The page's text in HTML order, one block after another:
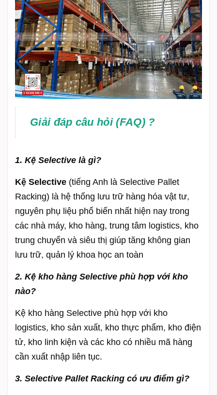
Giải đáp câu hỏi (FAQ) ?
1. Kệ Selective là gì?
Kệ Selective (tiếng Anh là Selective Pallet
Racking) là hệ thống lưu trữ hàng hóa vật tư,
nguyên phụ liệu phổ biến nhất hiện nay trong
các nhà máy, kho hàng, trung tâm logistics, kho
trung chuyển và siêu thị giúp tăng không gian
lưu trữ, quản lý khoa học an toàn
2. Kệ kho hàng Selective phù hợp với kho
nào?
Kệ kho hàng Selective phù hợp với kho
logistics, kho sản xuất, kho thực phẩm, kho điện
tử, kho linh kiện và các kho có nhiều mã hàng
cần xuất nhập liên tục.
3. Selective Pallet Racking có ưu điểm gì?